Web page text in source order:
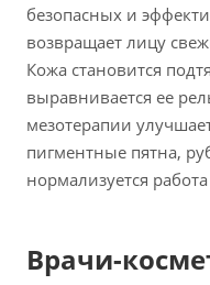
безопасных и
возвращает лицу
Кожа становится
выравнивается ее
мезотерапии
пигментные пятна,
нормализуется
Врачи-